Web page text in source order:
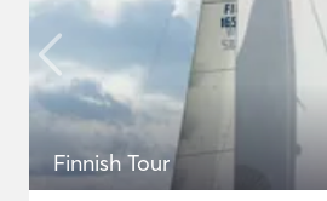
Finnish Tour